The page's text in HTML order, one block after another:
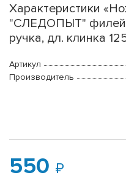
Характеристики
"СЛЕДОПЫТ"
ручка, дл. клинка
Артикул
Производитель
550